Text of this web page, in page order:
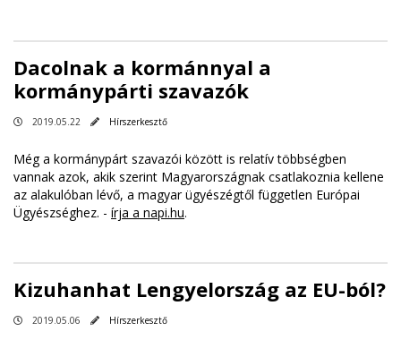
Dacolnak a kormánnyal a
kormánypárti szavazók
2019.05.22 Hírszerkesztő
Még a kormánypárt szavazói között is relatív többségben
vannak azok, akik szerint Magyarországnak csatlakoznia kellene
az alakulóban lévő, a magyar ügyészégtől független Európai
Ügyészséghez. - írja a napi.hu.
Kizuhanhat Lengyelország az EU-ból?
2019.05.06 Hírszerkesztő